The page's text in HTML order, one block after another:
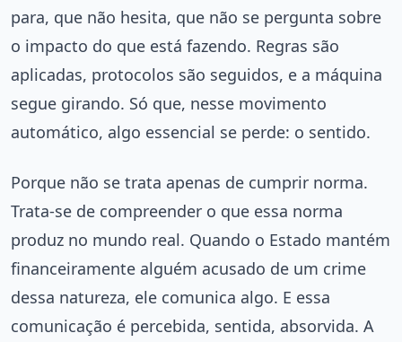
para, que não hesita, que não se pergunta sobre
o impacto do que está fazendo. Regras são
aplicadas, protocolos são seguidos, e a máquina
segue girando. Só que, nesse movimento
automático, algo essencial se perde: o sentido.
Porque não se trata apenas de cumprir norma.
Trata-se de compreender o que essa norma
produz no mundo real. Quando o Estado mantém
financeiramente alguém acusado de um crime
dessa natureza, ele comunica algo. E essa
comunicação é percebida, sentida, absorvida. A